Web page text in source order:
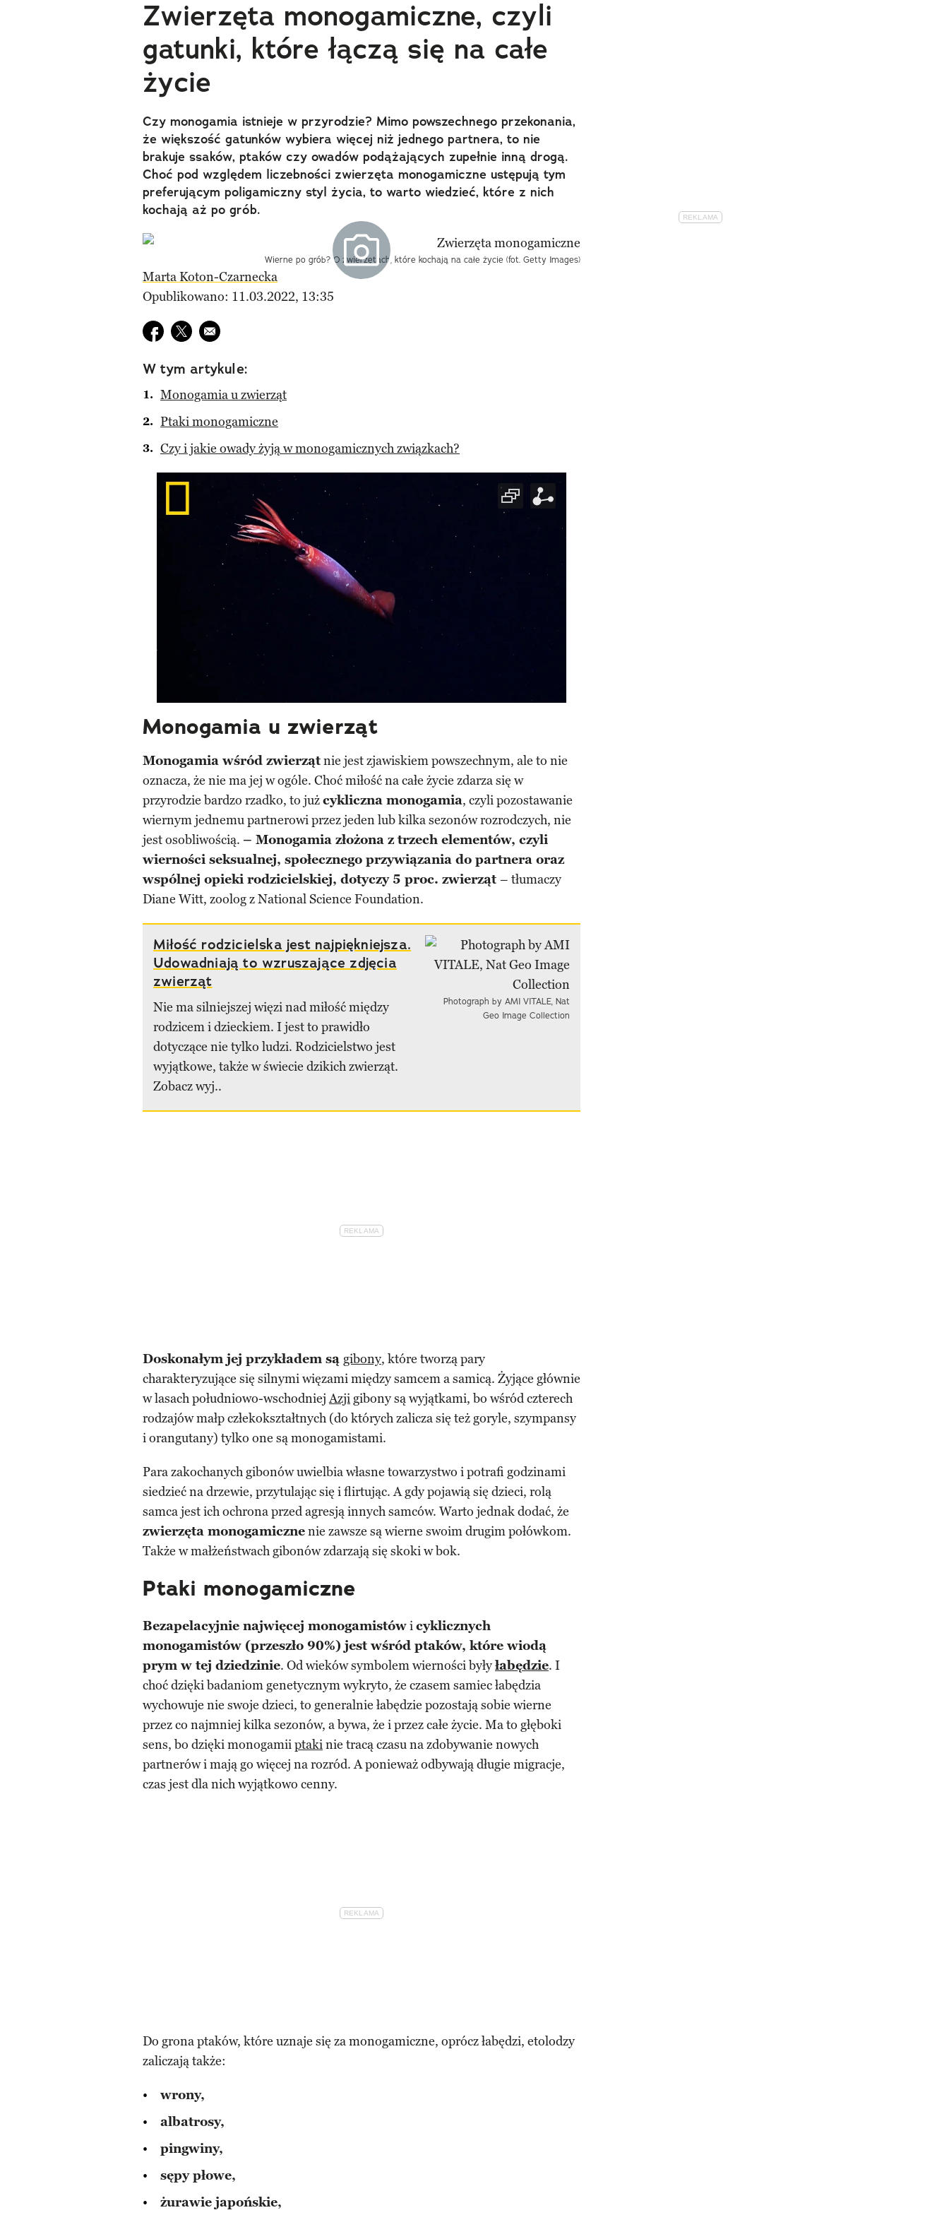
Zwierzęta monogamiczne, czyli
gatunki, które łączą się na całe
życie
Czy monogamia istnieje w przyrodzie? Mimo powszechnego przekonania,
że większość gatunków wybiera więcej niż jednego partnera, to nie
brakuje ssaków, ptaków czy owadów podążających zupełnie inną drogą.
Choć pod względem liczebności zwierzęta monogamiczne ustępują tym
preferującym poligamiczny styl życia, to warto wiedzieć, które z nich
kochają aż po grób.
Wierne po grób? O zwierzętach, które kochają na całe życie (fot. Getty Images)
Marta Koton-Czarnecka
Opublikowano: 11.03.2022, 13:35
Udostępnij na facebook
Udostępnij na twitter
E-mail do przyjaciela
W tym artykule:
Monogamia u zwierząt
Ptaki monogamiczne
Czy i jakie owady żyją w monogamicznych związkach?
Monogamia u zwierząt
Monogamia wśród zwierzątnie jest zjawiskiem powszechnym, ale to nie
oznacza, że nie ma jej w ogóle. Choć miłość na całe życie zdarza się w
przyrodzie bardzo rzadko, to jużcykliczna monogamia, czyli pozostawanie
wiernym jednemu partnerowi przez jeden lub kilka sezonów rozrodczych, nie
jest osobliwością. – Monogamia złożona z trzech elementów, czyli
wierności seksualnej, społecznego przywiązania do partnera oraz
wspólnej opieki rodzicielskiej, dotyczy 5 proc. zwierząt – tłumaczy
Diane Witt, zoolog z National Science Foundation.
Miłość rodzicielska jest najpiękniejsza.
Udowadniają to wzruszające zdjęcia
zwierząt
Nie ma silniejszej więzi nad miłość między
rodzicem i dzieckiem. I jest to prawidło
dotyczące nie tylko ludzi. Rodzicielstwo jest
wyjątkowe, także w świecie dzikich zwierząt.
Zobacz wyj..
Photograph by AMI VITALE, Nat
Geo Image Collection
Doskonałym jej przykładem są gibony, które tworzą pary
charakteryzujące się silnymi więzami między samcem a samicą. Żyjące głównie
w lasach południowo-wschodniejAzji gibony są wyjątkami, bo wśród czterech
rodzajów małp człekokształtnych (do których zalicza się też goryle, szympansy
i orangutany) tylko one są monogamistami.
Para zakochanych gibonów uwielbia własne towarzystwo i potrafi godzinami
siedzieć na drzewie, przytulając się i flirtując. A gdy pojawią się dzieci, rolą
samca jest ich ochrona przed agresją innych samców. Warto jednak dodać, że
zwierzęta monogamicznenie zawsze są wierne swoim drugim połówkom.
Także w małżeństwach gibonów zdarzają się skoki w bok.
Ptaki monogamiczne
Bezapelacyjnie najwięcej monogamistówicyklicznych
monogamistów (przeszło 90%) jest wśród ptaków, które wiodą
prym w tej dziedzinie. Od wieków symbolem wierności byłyłabędzie. I
choć dzięki badaniom genetycznym wykryto, że czasem samiec łabędzia
wychowuje nie swoje dzieci, to generalnie łabędzie pozostają sobie wierne
przez co najmniej kilka sezonów, a bywa, że i przez całe życie. Ma to głęboki
sens, bo dzięki monogamiiptakinie tracą czasu na zdobywanie nowych
partnerów i mają go więcej na rozród. A ponieważ odbywają długie migracje,
czas jest dla nich wyjątkowo cenny.
Do grona ptaków, które uznaje się za monogamiczne, oprócz łabędzi, etolodzy
zaliczają także:
wrony,
albatrosy,
pingwiny,
sępy płowe,
żurawie japońskie,